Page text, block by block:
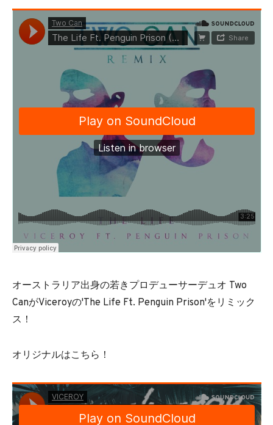
オーストラリア出身の若きプロデューサーデュオ Two
CanがViceroyの'The Life Ft. Penguin Prison'をリミック
ス！
オリジナルはこちら！